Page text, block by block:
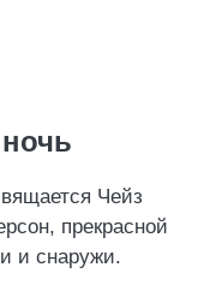
Чейз
прекрасной
и снаружи.